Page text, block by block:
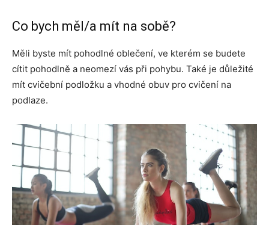
Co bych měl/a mít na sobě?
Měli byste mít pohodlné oblečení, ve kterém se budete
cítit pohodlně a neomezí vás při pohybu. Také je důležité
mít cvičební podložku a vhodné obuv pro cvičení na
podlaze.